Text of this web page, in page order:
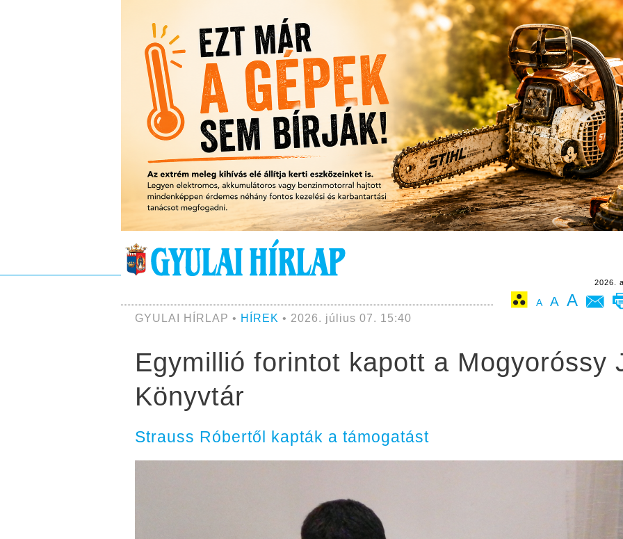
2026.
A A A
GYULAI HÍRLAP • HÍREK • 2026. július 07. 15:40
Egymillió forintot kapott a Mogyoróssy
Könyvtár
Strauss Róbertől kapták a támogatást